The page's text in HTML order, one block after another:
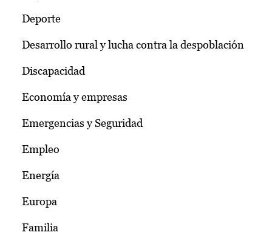
Deporte
Desarrollo rural y lucha contra la despoblación
Discapacidad
Economía y empresas
Emergencias y Seguridad
Empleo
Energía
Europa
Familia